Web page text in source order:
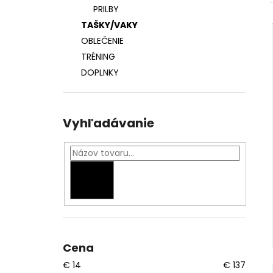
PRILBY
TAŠKY/VAKY
OBLEČENIE
TRÉNING
DOPLNKY
Vyhľadávanie
Cena
€ 14 € 137
ADIDAS DÁMSKY CHRÁNIČ HRUDNÍKA
€41